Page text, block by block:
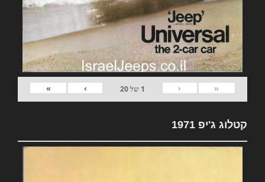
«
‹
1 של20
›
»
קטלוג ג'יפ 1971